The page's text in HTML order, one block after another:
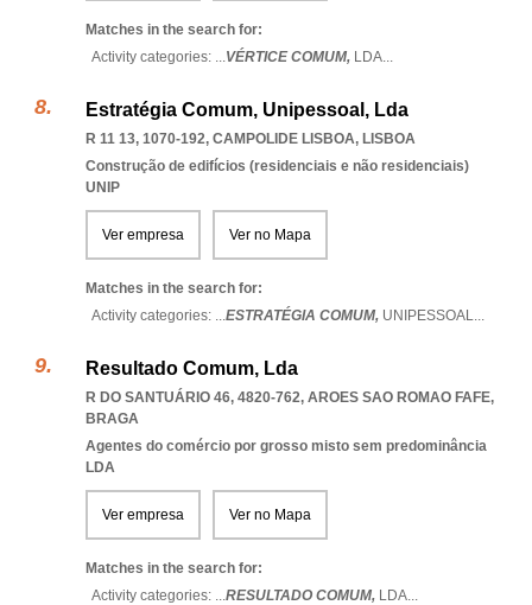
Matches in the search for:
Activity categories: ...VÉRTICE COMUM, LDA...
Estratégia Comum, Unipessoal, Lda
R 11 13, 1070-192, CAMPOLIDE LISBOA, LISBOA
Construção de edifícios (residenciais e não residenciais)
UNIP
Ver empresa Ver no Mapa
Matches in the search for:
Activity categories: ...ESTRATÉGIA COMUM, UNIPESSOAL...
Resultado Comum, Lda
R DO SANTUÁRIO 46, 4820-762, AROES SAO ROMAO FAFE,
BRAGA
Agentes do comércio por grosso misto sem predominância
LDA
Ver empresa Ver no Mapa
Matches in the search for:
Activity categories: ...RESULTADO COMUM, LDA...